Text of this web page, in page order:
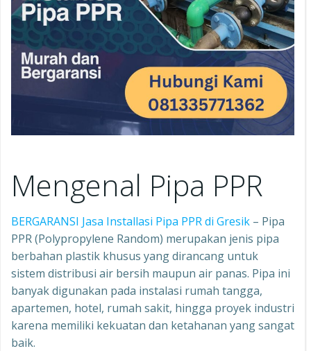
Mengenal Pipa PPR
BERGARANSI Jasa Installasi Pipa PPR di Gresik – Pipa
PPR (Polypropylene Random) merupakan jenis pipa
berbahan plastik khusus yang dirancang untuk
sistem distribusi air bersih maupun air panas. Pipa ini
banyak digunakan pada instalasi rumah tangga,
apartemen, hotel, rumah sakit, hingga proyek industri
karena memiliki kekuatan dan ketahanan yang sangat
baik.